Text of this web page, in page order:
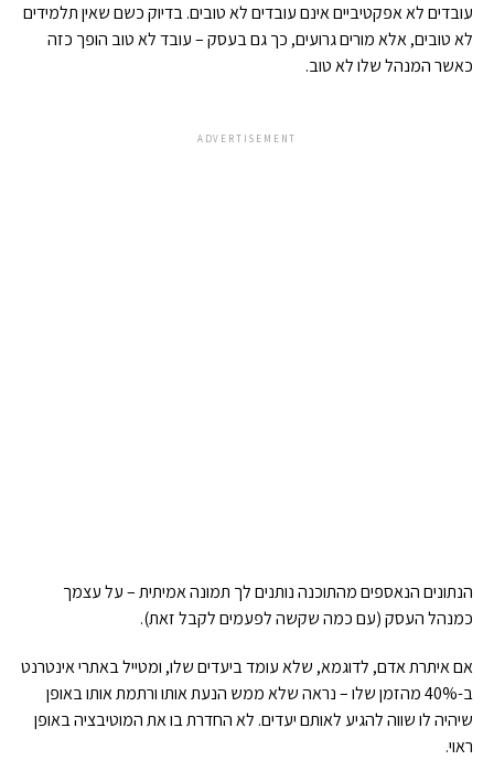
עובדים לא אפקטיביים אינם עובדים לא טובים. בדיוק כשם שאין תלמידים
לא טובים, אלא מורים גרועים, כך גם בעסק – עובד לא טוב הופך כזה
כאשר המנהל שלו לא טוב.
ADVERTISEMENT
הנתונים הנאספים מהתוכנה נותנים לך תמונה אמיתית – על עצמך
כמנהל העסק (עם כמה שקשה לפעמים לקבל זאת).
אם איתרת אדם, לדוגמא, שלא עומד ביעדים שלו, ומטייל באתרי אינטרנט
ב-40% מהזמן שלו – נראה שלא ממש הנעת אותו ורתמת אותו באופן
שיהיה לו שווה להגיע לאותם יעדים. לא החדרת בו את המוטיבציה באופן
ראוי.